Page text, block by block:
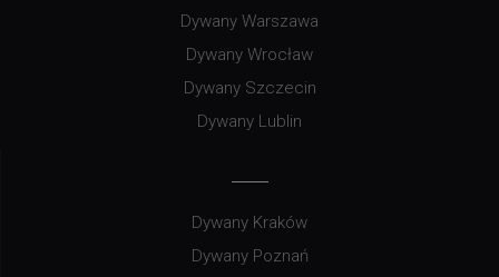
Dywany Warszawa
Dywany Wrocław
Dywany Szczecin
Dywany Lublin
Dywany Kraków
Dywany Poznań